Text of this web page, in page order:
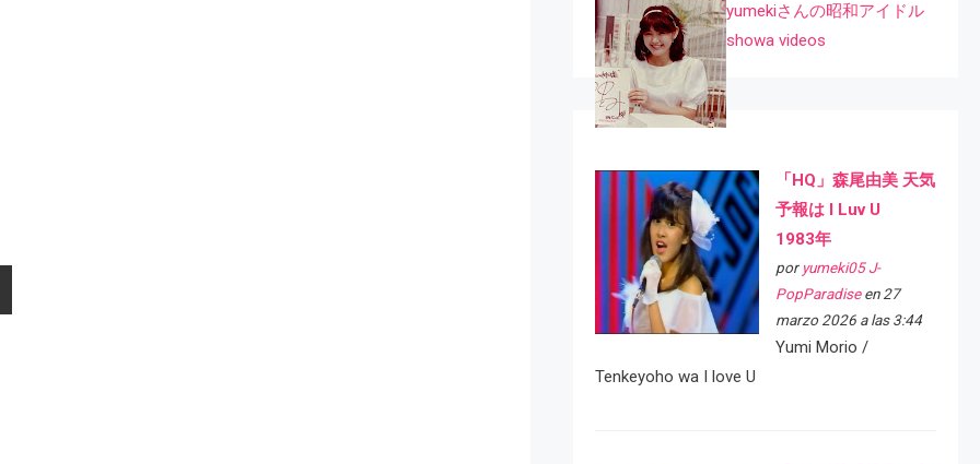
yumekiさんの昭和アイドル
showa videos
「HQ」森尾由美 天気
予報は I Luv U
1983年
por yumeki05 J-
PopParadiseen 27
marzo 2026 a las 3:44
Yumi Morio /
Tenkeyoho wa I love U